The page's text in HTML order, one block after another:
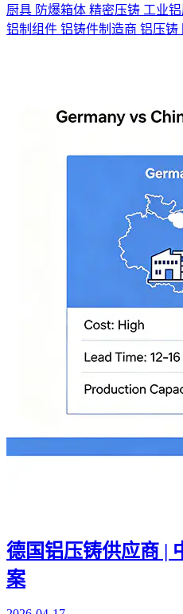
厨具 防爆箱体 精密压铸 工业
铝制组件 铝铸件制造商 铝压铸
德国铝压铸供应商 |
案